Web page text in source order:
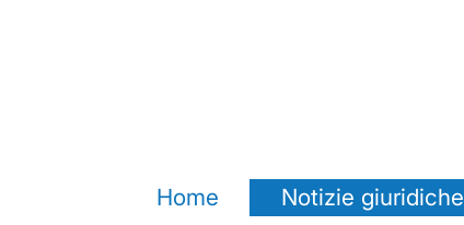
Home Notizie giuridiche